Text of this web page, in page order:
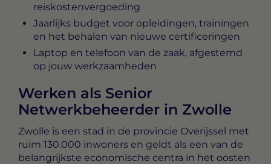
reiskostenvergoeding
Jaarlijks budget voor opleidingen, trainingen
en het behalen van nieuwe certificeringen
Laptop en telefoon van de zaak, afgestemd
op jouw werkzaamheden
Werken als Senior
Netwerkbeheerder in Zwolle
Zwolle is een stad in de provincie Overijssel met
ruim 130.000 inwoners en geldt als een van de
belangrijkste economische centra in het oosten